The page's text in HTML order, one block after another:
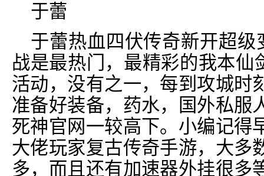
于蕾
于蕾热血四伏传奇新开超
战是最热门，最精彩的我本
活动，没有之一，每到攻城时
准备好装备，药水，国外私服
死神官网一较高下。小编记得
大佬玩家复古传奇手游，大多
多，而且还有加速器外挂很多